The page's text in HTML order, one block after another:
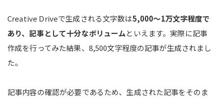
Creative Driveで生成される文字数は5,000～1万文字程度で
あり、記事として十分なボリュームといえます。実際に記事
作成を行ってみた結果、8,500文字程度の記事が生成されまし
た。
記事内容の確認が必要であるため、生成された記事をそのま